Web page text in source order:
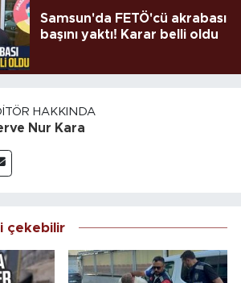
Samsun'da FETÖ'cü akrabası
başını yaktı! Karar belli oldu
HAKKINDA
Nur Kara
çekebilir